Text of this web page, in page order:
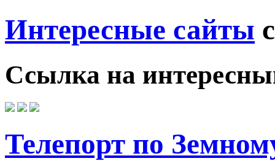
Интересные сайты
Ссылка на
Телепорт по